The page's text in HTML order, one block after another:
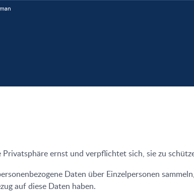
Privatsphäre ernst und verpflichtet sich, sie zu
Daten über Einzelpersonen
auf diese Daten haben.